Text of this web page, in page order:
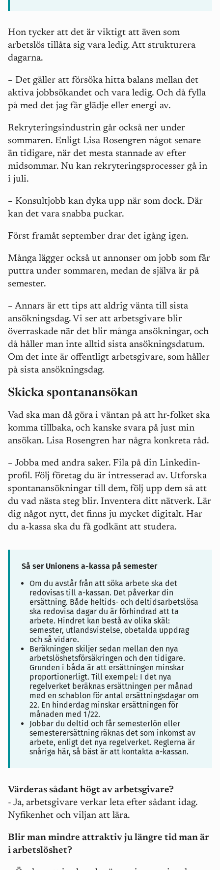
Hon tycker att det är viktigt att även som
arbetslös tillåta sig vara ledig. Att strukturera
dagarna.
– Det gäller att försöka hitta balans mellan det
aktiva jobbsökandet och vara ledig. Och då fylla
på med det jag får glädje eller energi av.
Rekryteringsindustrin går också ner under
sommaren. Enligt Lisa Rosengren något senare
än tidigare, när det mesta stannade av efter
midsommar. Nu kan rekryteringsprocesser gå in
i juli.
– Konsultjobb kan dyka upp när som dock. Där
kan det vara snabba puckar.
Först framåt september drar det igång igen.
Många lägger också ut annonser om jobb som får
puttra under sommaren, medan de själva är på
semester.
– Annars är ett tips att aldrig vänta till sista
ansökningsdag. Vi ser att arbetsgivare blir
överraskade när det blir många ansökningar, och
då håller man inte alltid sista ansökningsdatum.
Om det inte är offentligt arbetsgivare, som håller
på sista ansökningsdag.
Skicka spontanansökan
Vad ska man då göra i väntan på att hr-folket ska
komma tillbaka, och kanske svara på just min
ansökan. Lisa Rosengren har några konkreta råd.
– Jobba med andra saker. Fila på din Linkedin-
profil. Följ företag du är intresserad av. Utforska
spontanansökningar till dem, följ upp dem så att
du vad nästa steg blir. Inventera ditt nätverk. Lär
dig något nytt, det finns ju mycket digitalt. Har
du a-kassa ska du få godkänt att studera.
Så ser Unionens a-kassa på semester
Om du avstår från att söka arbete ska det
redovisas till a-kassan. Det påverkar din
ersättning. Både heltids- och deltidsarbetslösa
ska redovisa dagar du är förhindrad att ta
arbete. Hindret kan bestå av olika skäl:
semester, utlandsvistelse, obetalda uppdrag
och så vidare.
Beräkningen skiljer sedan mellan den nya
arbetslöshetsförsäkringen och den tidigare.
Grunden i båda är att ersättningen minskar
proportionerligt. Till exempel: I det nya
regelverket beräknas ersättningen per månad
med en schablon för antal ersättningsdagar om
22. En hinderdag minskar ersättningen för
månaden med 1/22.
Jobbar du deltid och får semesterlön eller
semesterersättning räknas det som inkomst av
arbete, enligt det nya regelverket. Reglerna är
snåriga här, så bäst är att kontakta a-kassan.
Värderas sådant högt av arbetsgivare?
- Ja, arbetsgivare verkar leta efter sådant idag.
Nyfikenhet och viljan att lära.
Blir man mindre attraktiv ju längre tid man är
i arbetslöshet?